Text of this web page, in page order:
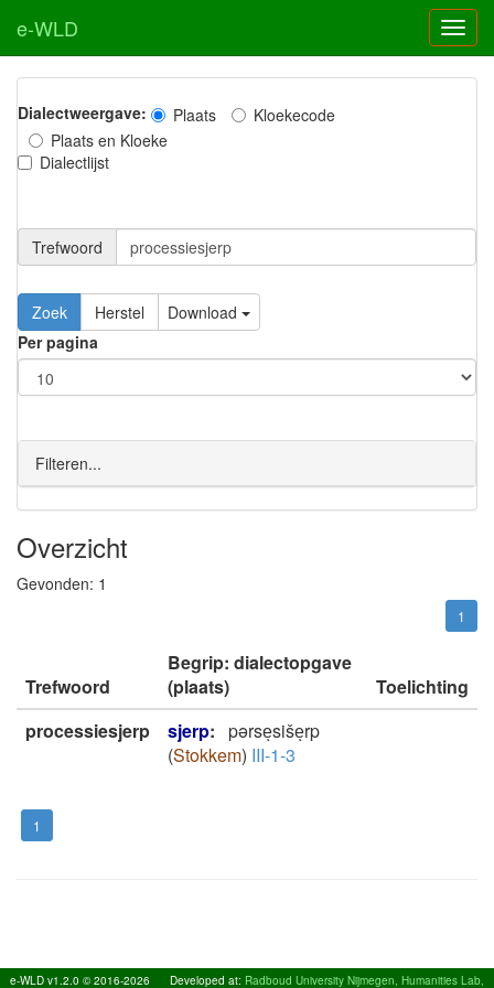
e-WLD
Dialectweergave: Plaats
Kloekecode
Plaats en Kloeke
Dialectlijst
Trefwoord
Download
Per pagina
Filteren...
Overzicht
Gevonden: 1
1
Trefwoord
Begrip: dialectopgave
(plaats)
Toelichting
processiesjerp
sjerp: pərseͅsišeͅrp
(Stokkem) III-1-3
1
e-WLD v1.2.0 © 2016-2026 Developed at: Radboud University Nijmegen, Humanities Lab,